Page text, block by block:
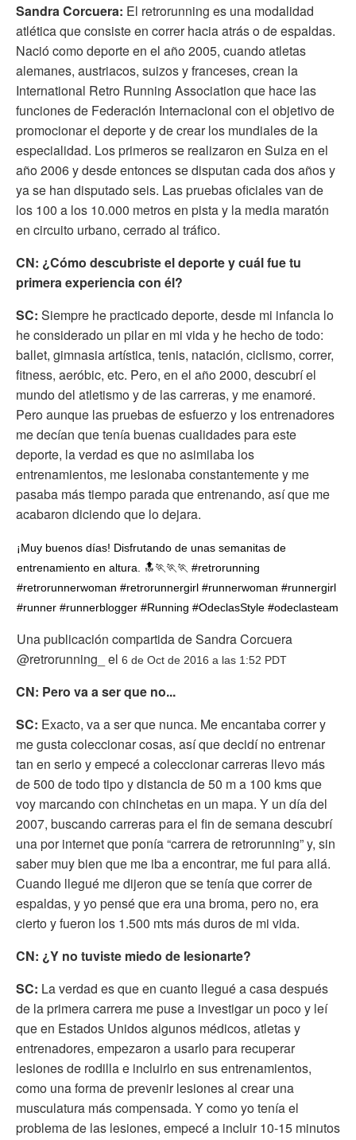
Sandra Corcuera: El retrorunning es una modalidad
atlética que consiste en correr hacia atrás o de espaldas.
Nació como deporte en el año 2005, cuando atletas
alemanes, austriacos, suizos y franceses, crean la
International Retro Running Association que hace las
funciones de Federación Internacional con el objetivo de
promocionar el deporte y de crear los mundiales de la
especialidad. Los primeros se realizaron en Suiza en el
año 2006 y desde entonces se disputan cada dos años y
ya se han disputado seis. Las pruebas oficiales van de
los 100 a los 10.000 metros en pista y la media maratón
en circuito urbano, cerrado al tráfico.
CN: ¿Cómo descubriste el deporte y cuál fue tu
primera experiencia con él?
SC: Siempre he practicado deporte, desde mi infancia lo
he considerado un pilar en mi vida y he hecho de todo:
ballet, gimnasia artística, tenis, natación, ciclismo, correr,
fitness, aeróbic, etc. Pero, en el año 2000, descubrí el
mundo del atletismo y de las carreras, y me enamoré.
Pero aunque las pruebas de esfuerzo y los entrenadores
me decían que tenía buenas cualidades para este
deporte, la verdad es que no asimilaba los
entrenamientos, me lesionaba constantemente y me
pasaba más tiempo parada que entrenando, así que me
acabaron diciendo que lo dejara.
¡Muy buenos días! Disfrutando de unas semanitas de
entrenamiento en altura. 🔝🏃🏃🏃 #retrorunning
#retrorunnerwoman #retrorunnergirl #runnerwoman #runnergirl
#runner #runnerblogger #Running #OdeclasStyle #odeclasteam
Una publicación compartida de Sandra Corcuera
@retrorunning_ el 6 de Oct de 2016 a las 1:52 PDT
CN: Pero va a ser que no...
SC: Exacto, va a ser que nunca. Me encantaba correr y
me gusta coleccionar cosas, así que decidí no entrenar
tan en serio y empecé a coleccionar carreras llevo más
de 500 de todo tipo y distancia de 50 m a 100 kms que
voy marcando con chinchetas en un mapa. Y un día del
2007, buscando carreras para el fin de semana descubrí
una por internet que ponía “carrera de retrorunning” y, sin
saber muy bien que me iba a encontrar, me fui para allá.
Cuando llegué me dijeron que se tenía que correr de
espaldas, y yo pensé que era una broma, pero no, era
cierto y fueron los 1.500 mts más duros de mi vida.
CN: ¿Y no tuviste miedo de lesionarte?
SC: La verdad es que en cuanto llegué a casa después
de la primera carrera me puse a investigar un poco y leí
que en Estados Unidos algunos médicos, atletas y
entrenadores, empezaron a usarlo para recuperar
lesiones de rodilla e incluirlo en sus entrenamientos,
como una forma de prevenir lesiones al crear una
musculatura más compensada. Y como yo tenía el
problema de las lesiones, empecé a incluir 10-15 minutos